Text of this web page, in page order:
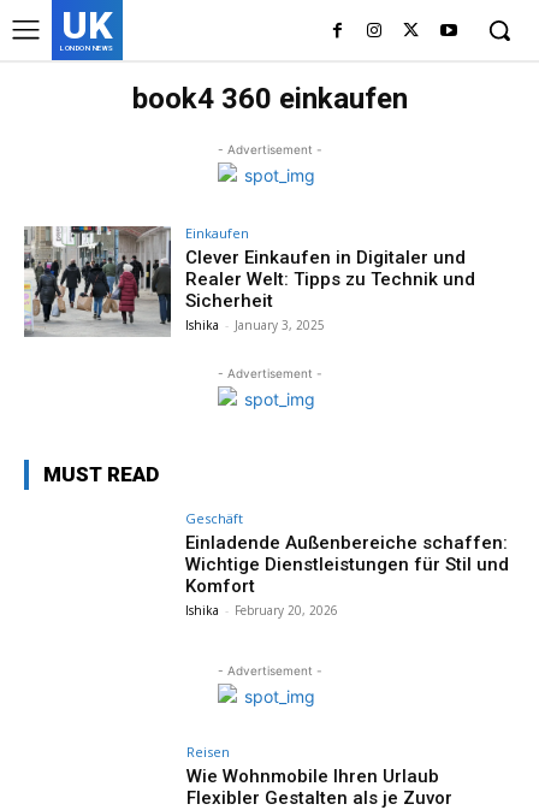
UK
LONDON NEWS
book4 360 einkaufen
- Advertisement -
Einkaufen
Clever Einkaufen in Digitaler und
Realer Welt: Tipps zu Technik und
Sicherheit
Ishika - January 3, 2025
- Advertisement -
MUST READ
Geschäft
Einladende Außenbereiche schaffen:
Wichtige Dienstleistungen für Stil und
Komfort
Ishika - February 20, 2026
- Advertisement -
Reisen
Wie Wohnmobile Ihren Urlaub
Flexibler Gestalten als je Zuvor